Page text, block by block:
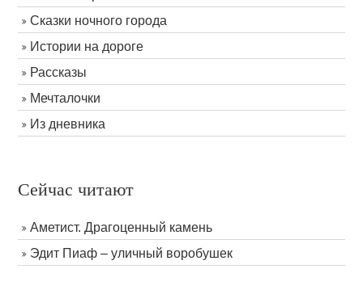
Сказки ночного города
Истории на дороге
Рассказы
Мечталочки
Из дневника
Сейчас читают
Аметист. Драгоценный камень
Эдит Пиаф – уличный воробушек